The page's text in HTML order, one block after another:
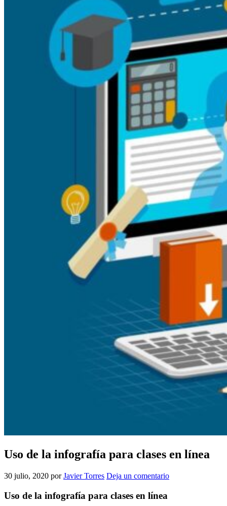
Uso de la infografía para clases en línea
30 julio, 2020 porJavier Torres Deja un comentario
Uso de la infografía para clases en línea